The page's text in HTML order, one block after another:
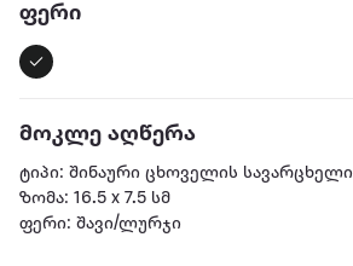
ფერი
მოკლე აღწერა
ტიპი: შინაური ცხოველის სავარცხელი
ზომა: 16.5 x 7.5 სმ
ფერი: შავი/ლურჯი